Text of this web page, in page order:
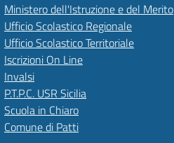
Ministero dell'Istruzione e del Merito
Ufficio Scolastico Regionale
Ufficio Scolastico Territoriale
Iscrizioni On Line
Invalsi
P.T.P.C. USR Sicilia
Scuola in Chiaro
Comune di Patti